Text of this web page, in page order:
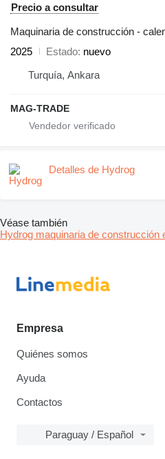
Precio a consultar
Maquinaria de construcción -
2025
Estado nuevo
Turquía, Ankara
MAG-TRADE
Detalles de Hydrog
Véase también
Hydrog maquinaria de construcción
Empresa
Quiénes somos
Ayuda
Contactos
Paraguay / Español